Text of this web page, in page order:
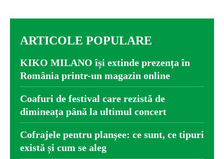
ARTICOLE POPULARE
KIKO MILANO își extinde prezența în
România printr-un magazin online
Coafuri de festival care rezistă de
dimineața până la ultimul concert
Cofrajele pentru planșee: ce sunt, ce tipuri
există și cum se aleg